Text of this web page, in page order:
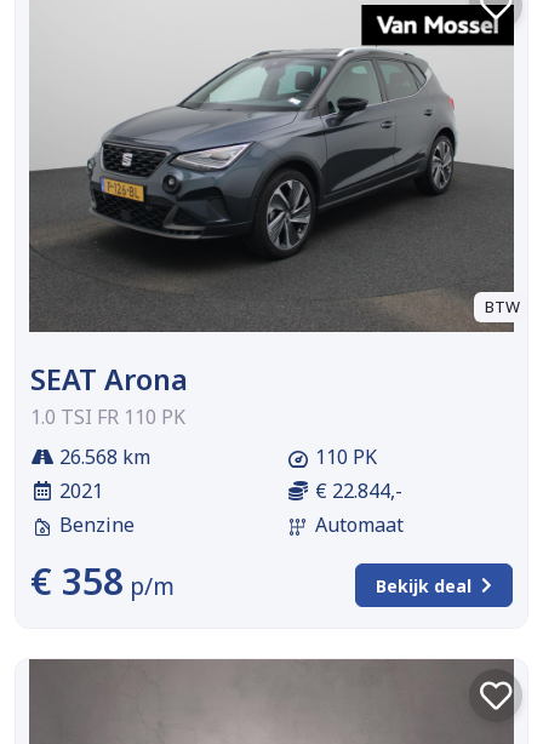
BTW
SEAT Arona
1.0 TSI FR 110 PK
26.568 km
2021
Benzine
110 PK
€ 22.844,-
Automaat
€ 358 p/m Bekijk deal